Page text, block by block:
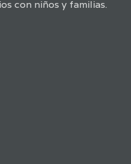
con niños y familias.